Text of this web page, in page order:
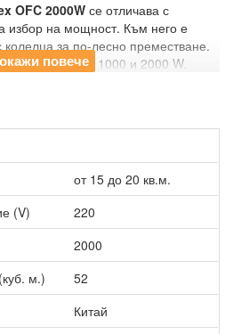
OFC 2000W се отличава с
избор на мощност. Към него е
за по-лесно преместване.
мощности - 1000 и 2000 W.
от 15 до 20 кв.м.
(V)
220
2000
м.)
52
Китай